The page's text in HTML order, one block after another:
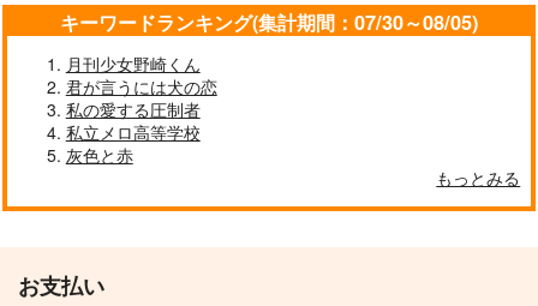
キーワードランキング(集計期間：07/30～08/05)
月刊少女野崎くん
君が言うには犬の恋
私の愛する圧制者
私立メロ高等学校
灰色と赤
もっとみる
お支払い